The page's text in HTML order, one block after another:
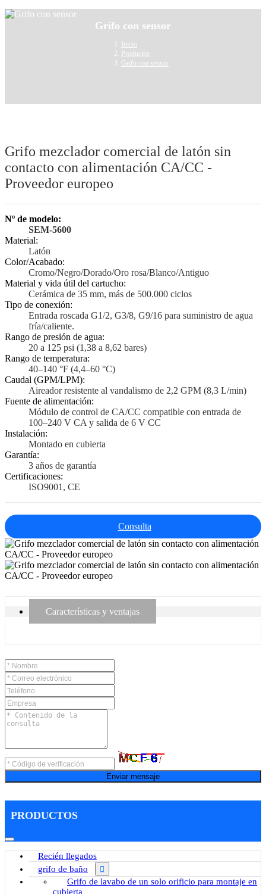
Grifo con sensor
Inicio
Productos
Grifo con sensor
Grifo mezclador comercial de latón sin
contacto con alimentación CA/CC -
Proveedor europeo
Nº de modelo:
SEM-5600
Material:
Latón
Color/Acabado:
Cromo/Negro/Dorado/Oro rosa/Blanco/Antiguo
Material y vida útil del cartucho:
Cerámica de 35 mm, más de 500.000 ciclos
Tipo de conexión:
Entrada roscada G1/2, G3/8, G9/16 para suministro de agua
fría/caliente.
Rango de presión de agua:
20 a 125 psi (1,38 a 8,62 bares)
Rango de temperatura:
40–140 °F (4,4–60 °C)
Caudal (GPM/LPM):
Aireador resistente al vandalismo de 2,2 GPM (8,3 L/min)
Fuente de alimentación:
Módulo de control de CA/CC compatible con entrada de
100–240 V CA y salida de 6 V CC
Instalación:
Montado en cubierta
Garantía:
3 años de garantía
Certificaciones:
ISO9001, CE
Consulta
Características y ventajas
Enviar mensaje
PRODUCTOS
Recién llegados
grifo de baño
Grifo de lavabo de un solo orificio para montaje en
cubierta